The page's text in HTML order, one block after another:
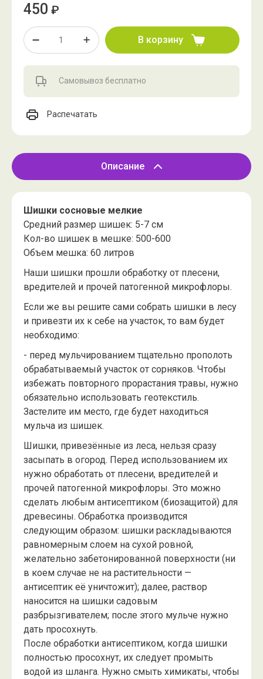
450 ₽
В корзину
Самовывоз бесплатно
Распечатать
Описание
Шишки сосновые мелкие
Средний размер шишек: 5-7 см
Кол-во шишек в мешке: 500-600
Объем мешка: 60 литров
Наши шишки прошли обработку от плесени,
вредителей и прочей патогенной микрофлоры.
Если же вы решите сами собрать шишки в лесу
и привезти их к себе на участок, то вам будет
необходимо:
- перед мульчированием тщательно прополоть
обрабатываемый участок от сорняков. Чтобы
избежать повторного прорастания травы, нужно
обязательно использовать геотекстиль.
Застелите им место, где будет находиться
мульча из шишек.
Шишки, привезённые из леса, нельзя сразу
засыпать в огород. Перед использованием их
нужно обработать от плесени, вредителей и
прочей патогенной микрофлоры. Это можно
сделать любым антисептиком (биозащитой) для
древесины. Обработка производится
следующим образом: шишки раскладываются
равномерным слоем на сухой ровной,
желательно забетонированной поверхности (ни
в коем случае не на растительности —
антисептик её уничтожит); далее, раствор
наносится на шишки садовым
разбрызгивателем; после этого мульче нужно
дать просохнуть.
После обработки антисептиком, когда шишки
полностью просохнут, их следует промыть
водой из шланга. Нужно смыть химикаты, чтобы